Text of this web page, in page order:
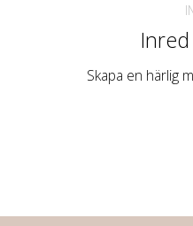
Skapa en härlig